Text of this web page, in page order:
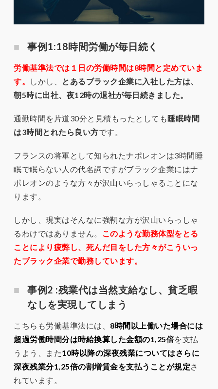
事例1:18時間労働が毎日続く
労働基準法では１日の労働時間は8時間と定めていま
す。
しかし、
とあるブラック企業に入社した方は、
朝5時に出社、夜12時の退社が毎日続きました。
通勤時間を片道30分と見積もったとしても睡眠時間
は3時間とれたら良い方です。
フランスの将軍として知られたナポレオンは3時間睡
眠で眠らない人の代名詞ですがブラック企業にはナ
ポレオンのような方々が沢山いらっしゃることにな
ります。
しかし、現実はそんなに強靭な方が沢山いらっしゃ
るわけではありません。 このような勤務体型をとる
ことにより疲弊し、死んだ目をした方々がこういっ
たブラック企業で勤務しています。
事例2 :残業代は当然支給なし、貧乏暇
なしを実現してしまう
こちらも労働基準法には、 8時間以上働いた場合には
超過労働時間分は時給換算した金額の1,25倍を支払
うよう、また10時以降の深夜残業についてはさらに
深夜残業分1,25倍の割増賃金を支払うことが規定さ
れています。